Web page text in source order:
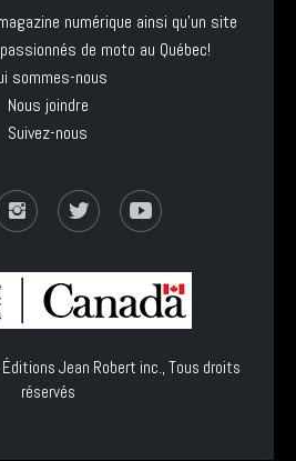
numérique ainsi qu'un site
de moto au Québec!
sommes-nous
Nous joindre
Suivez-nous
Éditions Jean Robert inc., Tous droits
réservés